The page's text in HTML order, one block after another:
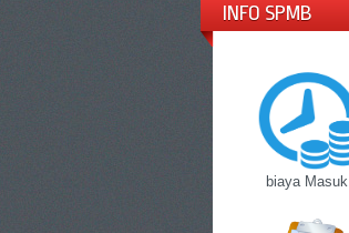
INFO SPMB
biaya Masuk